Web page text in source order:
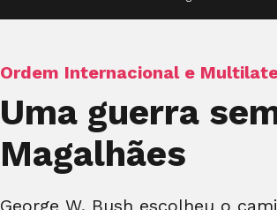
Ordem Internacional e
Uma guerra
Magalhães
George W. Bush escolheu o